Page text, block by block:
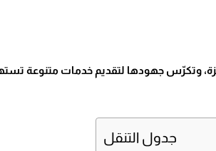
وتكرّس جهودها لتقديم خدمات متنوعة
جدول التنقل